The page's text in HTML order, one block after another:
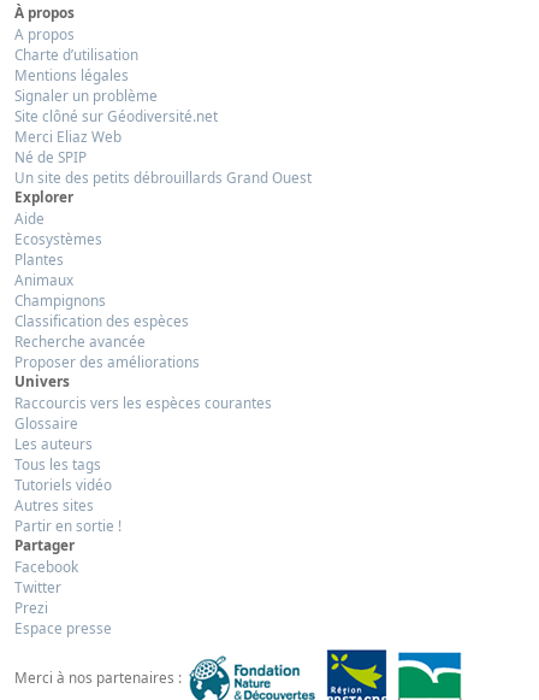
À propos
A propos
Charte d’utilisation
Mentions légales
Signaler un problème
Site clôné sur Géodiversité.net
Merci Eliaz Web
Né de SPIP
Un site des petits débrouillards Grand Ouest
Explorer
Aide
Ecosystèmes
Plantes
Animaux
Champignons
Classification des espèces
Recherche avancée
Proposer des améliorations
Univers
Raccourcis vers les espèces courantes
Glossaire
Les auteurs
Tous les tags
Tutoriels vidéo
Autres sites
Partir en sortie !
Partager
Facebook
Twitter
Prezi
Espace presse
Merci à nos partenaires :